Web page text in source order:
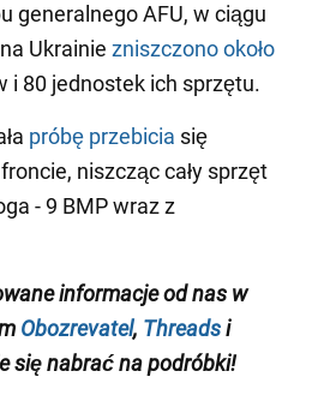
generalnego AFU, w ciągu
Ukrainie zniszczono około
i 80 jednostek ich sprzętu.
próbę przebicia się
niszcząc cały sprzęt
- 9 BMP wraz z
informacje od nas w
Obozrevatel, Threadsi
się nabrać na podróbki!